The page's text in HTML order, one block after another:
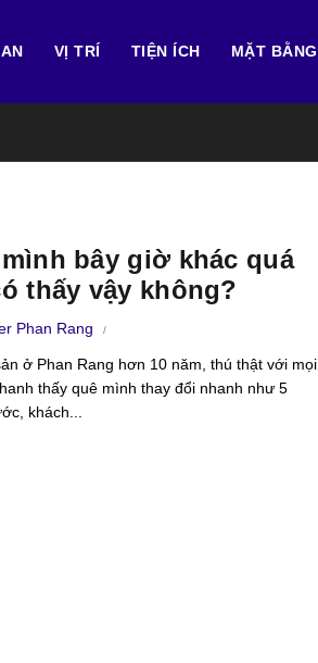
VỊ TRÍ TIỆN ÍCH MẶT BẰNG
bây giờ khác quá
thấy vậy không?
Phan Rang
ở Phan Rang hơn 10 năm, thú thật với mọi
thấy quê mình thay đổi nhanh như 5
khách...